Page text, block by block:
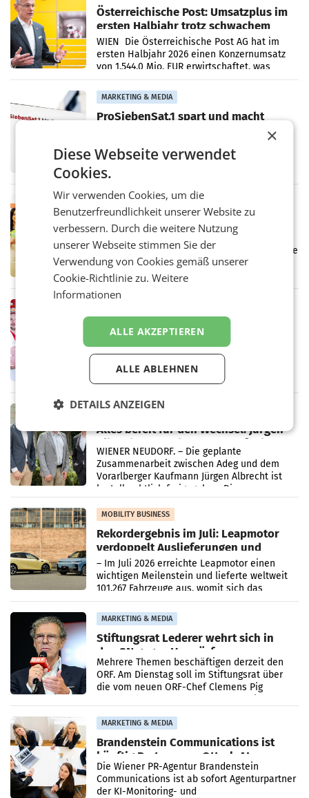
Österreichische Post: Umsatzplus im
ersten Halbjahr trotz schwachem
Briefgeschäft
WIEN Die Österreichische Post AG hat im
ersten Halbjahr 2026 einen Konzernumsatz
von 1.544,0 Mio. EUR erwirtschaftet, was
einem Plus von 3,8 Prozent gegenüber dem
Vergleichszeitraum
MARKETING & MEDIA
ProSiebenSat.1 spart und macht
UNTERFÖHRING/MAILAND/AMSTERDAM. Der
Fernsehkonzern ProSiebenSat.1 hat im
wieder Gewinn gemacht und die
Markterwartung deutlich übertroffen.
RETAIL
Eine Bühne für Zirkularität: ARA und
Müller informieren am POS über
Kreislauffähigkeit
Über den gesamten August hinweg rücken die
Altstoff Recycling Austria AG (ARA) und der
Handelskonzern Müller die Initiative
Müller-Filialen
Penny modernisiert zwei Filialen in
Ober- und Niederösterreich
WIENER NEUDORF. – Im Rahmen einer
laufenden Modernisierungsoffensive
erneuert Penny zwei Filialen in Nieder- und
Oberösterreich. Die beiden Standorte liegen
in Haag sowie im rund
RETAIL
Alles bereit für den Wechsel: Jürgen
Albrecht setzt ab 1.1.2027 auf Adeg
WIENER NEUDORF. – Die geplante
Zusammenarbeit zwischen Adeg und dem
Vorarlberger Kaufmann Jürgen Albrecht ist
kartellrechtlich freigegeben: Die
Bundeswettbewerbsbehörde und der
Bundeskartellanwalt
MOBILITY BUSINESS
Rekordergebnis im Juli: Leapmotor
verdoppelt Auslieferungen und
überschreitet die 100.000er-Marke
– Im Juli 2026 erreichte Leapmotor einen
wichtigen Meilenstein und lieferte weltweit
101.267 Fahrzeuge aus, womit sich das
Ergebnis gegenüber Juli 2025 mehr als
verdoppelte (+102
MARKETING & MEDIA
Stiftungsrat Lederer wehrt sich in
den SN gegen Vorwürfe
Mehrere Themen beschäftigen derzeit den
ORF. Am Dienstag soll im Stiftungsrat über
die vom neuen ORF-Chef Clemens Pig
MARKETING & MEDIA
Brandenstein Communications ist
künftig Partner von OtterlyAI
Die Wiener PR-Agentur Brandenstein
Communications ist ab sofort Agenturpartner
der KI-Monitoring- und
×
Diese Webseite verwendet
Cookies.
Wir verwenden Cookies, um die
Benutzerfreundlichkeit unserer Website zu
verbessern. Durch die weitere Nutzung
unserer Webseite stimmen Sie der
Verwendung von Cookies gemäß unserer
Cookie-Richtlinie zu.Weitere
Informationen
ALLE AKZEPTIEREN
ALLE ABLEHNEN
DETAILS ANZEIGEN